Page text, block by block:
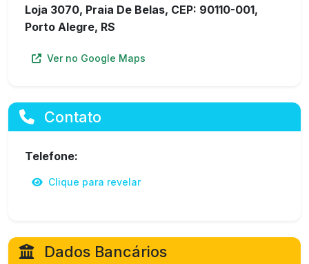
Loja 3070, Praia De Belas, CEP: 90110-001,
Porto Alegre, RS
Ver no Google Maps
Contato
Telefone:
Clique para revelar
Dados Bancários